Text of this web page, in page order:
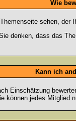
Wie
sehen,
denken, dass das
Kann ich
Einschätzung
können jedes Mitglied